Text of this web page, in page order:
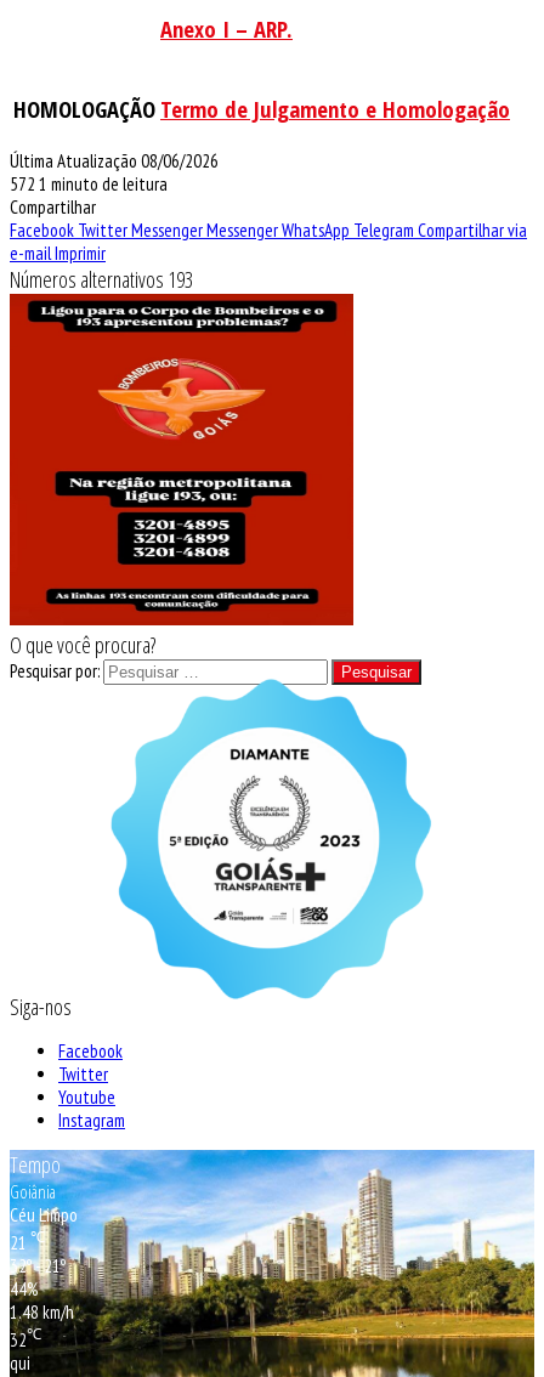
Anexo I – ARP.
HOMOLOGAÇÃO Termo de Julgamento e Homologação
Última Atualização 08/06/2026
572 1 minuto de leitura
Compartilhar
Facebook TwitterMessengerMessengerWhatsApp Telegram Compartilhar via
e-mailImprimir
Números alternativos 193
O que você procura?
Pesquisar por:
Siga-nos
Facebook
Twitter
Youtube
Instagram
Tempo
Goiânia
Céu Limpo
21℃
32º - 21º
44%
1.48 km/h
32℃
qui